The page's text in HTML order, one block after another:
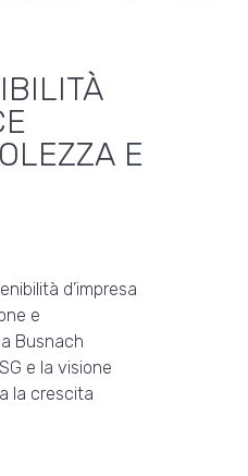
E
d’impresa
e
Busnach
e la visione
la crescita